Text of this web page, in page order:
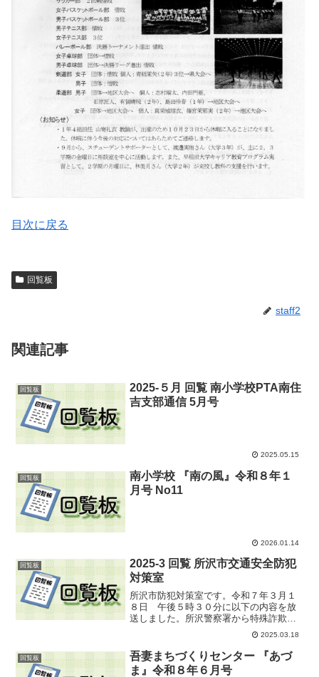
目次に戻る
回覧板
staff2
関連記事
回覧板
2025-５月 回覧 南小学校PTA南住
吉支部通信 5月号
2025.05.15
回覧板
南小学校 『南の風』令和８年１
月号 No11
2026.01.14
回覧板
2025-3 回覧 所沢市交通安全防犯
対策室
所沢市防犯対策室です。令和７年３月１
８日 午後５時３０分に以下の内容を放
送しました。所沢警察署から特殊詐欺に
関するお知らせをいたします。最近、所
沢市役所をかたる詐欺の電話が多数かか
ってきており、市民の被害が発生してい
ます。お金が戻る、過払い...
2025.03.18
回覧板
吾妻まちづくりセンター 『あづ
ま』令和８年６月号